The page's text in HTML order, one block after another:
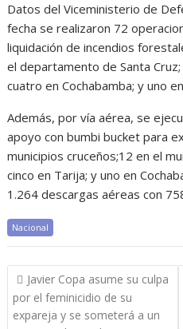
Datos del Viceministerio de
fecha se realizaron 72
liquidación de incendios
el departamento de Santa
cuatro en Cochabamba; y uno
Además, por vía aérea, se
apoyo con bumbi bucket para
municipios cruceños;12 en el
cinco en Tarija; y uno en
1.264 descargas aéreas con
Nacional
Navegación
de
entradas
Javier Copa asume su culpa
por el feminicidio de su
expareja y se someterá a un